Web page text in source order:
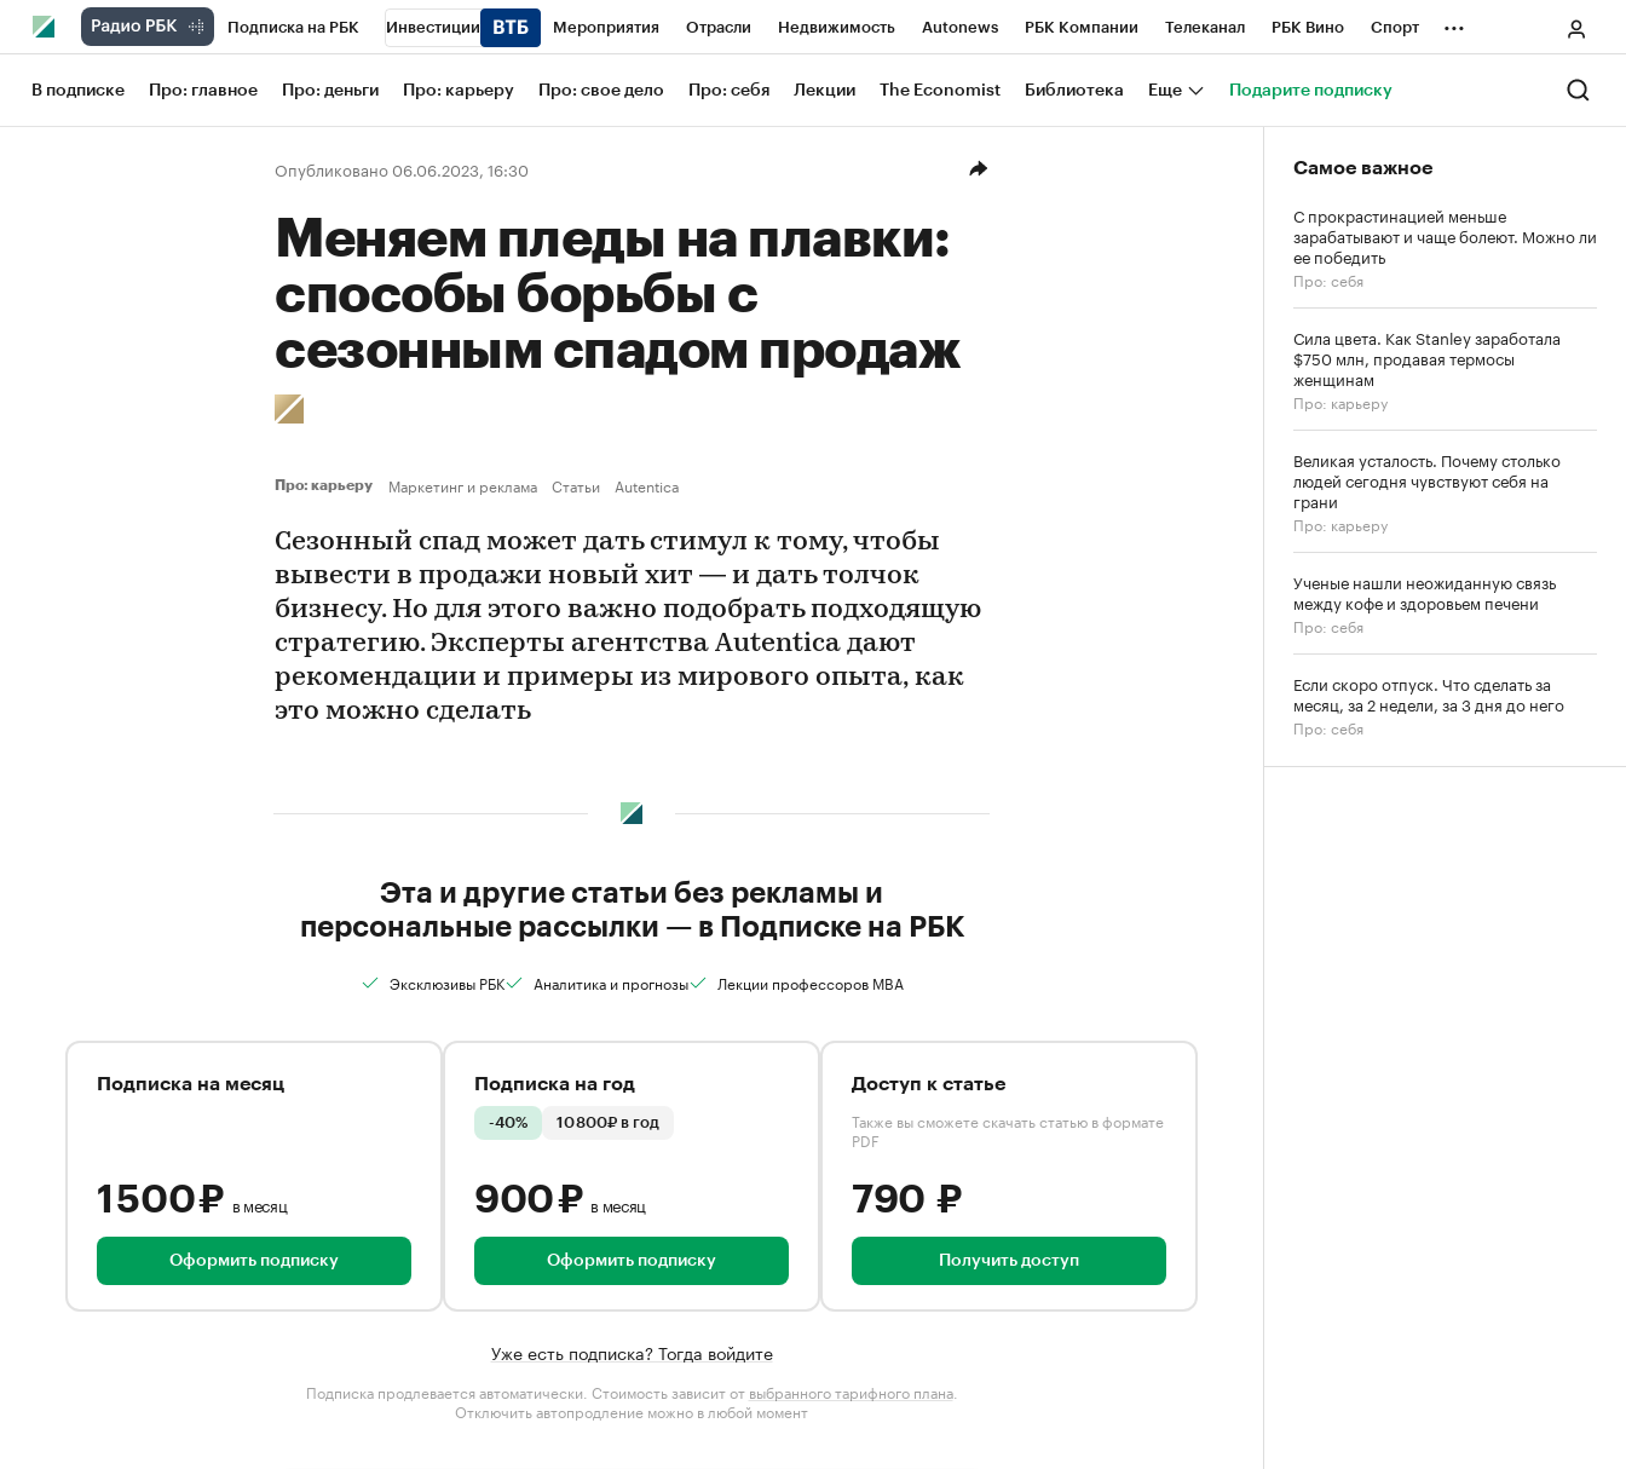
Подписка на РБК Инвестиции Мероприятия Отрасли Недвижимость Autonews РБК Компании Телеканал РБК Вино Спорт
Школа управления РБК РБК Образование РБК Life Тренды Визионеры Национальные проекты Город
Рынок наличной валюты
...
В подписке Про: главное Про: деньги Про: карьеру Про: свое дело Про: себя Лекции The Economist Библиотека Еще Подарите подписку
Опубликовано 06.06.2023, 16:30
Меняем пледы на плавки:
способы борьбы с
сезонным спадом продаж
Про: карьеру Маркетинг и реклама Статьи Autentica
Сезонный спад может дать стимул к тому, чтобы
вывести в продажи новый хит — и дать толчок
бизнесу. Но для этого важно подобрать подходящую
стратегию. Эксперты агентства Autentica дают
рекомендации и примеры из мирового опыта, как
это можно сделать
Эта и другие статьи без рекламы и
персональные рассылки — в Подписке на РБК
Эксклюзивы РБК Аналитика и прогнозы Лекции профессоров MBA
Подписка на месяц
1 500 ₽ в месяц
Оформить подписку
Подписка на год
-40% 10 800₽ в год
900 ₽ в месяц
Оформить подписку
Доступ к статье
Также вы сможете скачать статью в формате
PDF
790 ₽
Получить доступ
Уже есть подписка? Тогда войдите
Подписка продлевается автоматически. Стоимость зависит от выбранного тарифного плана.
Отключить автопродление можно в любой момент
Самое важное
С прокрастинацией меньше
зарабатывают и чаще болеют. Можно ли
ее победить
Про: себя
Сила цвета. Как Stanley заработала
$750 млн, продавая термосы
женщинам
Про: карьеру
Великая усталость. Почему столько
людей сегодня чувствуют себя на
грани
Про: карьеру
Ученые нашли неожиданную связь
между кофе и здоровьем печени
Про: себя
Если скоро отпуск. Что сделать за
месяц, за 2 недели, за 3 дня до него
Про: себя